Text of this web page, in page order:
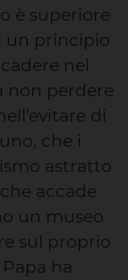
è superiore
un principio
nel
non perdere
di
che i
astratto
accade
un museo
sul proprio
ha